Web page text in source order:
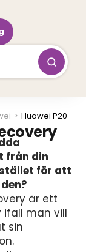
> Huawei P20
från din
för att
är ett
ifall man vill
sin